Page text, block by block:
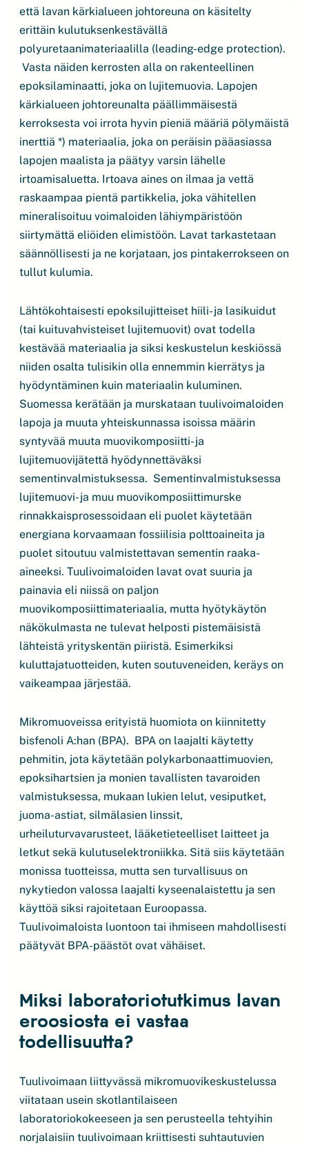
että lavan kärkialueen johtoreuna on käsitelty
erittäin kulutuksenkestävällä
polyuretaanimateriaalilla (leading-edge protection).
Vasta näiden kerrosten alla on rakenteellinen
epoksilaminaatti, joka on lujitemuovia. Lapojen
kärkialueen johtoreunalta päällimmäisestä
kerroksesta voi irrota hyvin pieniä määriä pölymäistä
inerttiä *) materiaalia, joka on peräisin pääasiassa
lapojen maalista ja päätyy varsin lähelle
irtoamisaluetta. Irtoava aines on ilmaa ja vettä
raskaampaa pientä partikkelia, joka vähitellen
mineralisoituu voimaloiden lähiympäristöön
siirtymättä eliöiden elimistöön. Lavat tarkastetaan
säännöllisesti ja ne korjataan, jos pintakerrokseen on
tullut kulumia.
Lähtökohtaisesti epoksilujitteiset hiili- ja lasikuidut
(tai kuituvahvisteiset lujitemuovit) ovat todella
kestävää materiaalia ja siksi keskustelun keskiössä
niiden osalta tulisikin olla ennemmin kierrätys ja
hyödyntäminen kuin materiaalin kuluminen.
Suomessa kerätään ja murskataan tuulivoimaloiden
lapoja ja muuta yhteiskunnassa isoissa määrin
syntyvää muuta muovikomposiitti- ja
lujitemuovijätettä hyödynnettäväksi
sementinvalmistuksessa. Sementinvalmistuksessa
lujitemuovi- ja muu muovikomposiittimurske
rinnakkaisprosessoidaan eli puolet käytetään
energiana korvaamaan fossiilisia polttoaineita ja
puolet sitoutuu valmistettavan sementin raaka-
aineeksi. Tuulivoimaloiden lavat ovat suuria ja
painavia eli niissä on paljon
muovikomposiittimateriaalia, mutta hyötykäytön
näkökulmasta ne tulevat helposti pistemäisistä
lähteistä yrityskentän piiristä. Esimerkiksi
kuluttajatuotteiden, kuten soutuveneiden, keräys on
vaikeampaa järjestää.
Mikromuoveissa erityistä huomiota on kiinnitetty
bisfenoli A:han (BPA). BPA on laajalti käytetty
pehmitin, jota käytetään polykarbonaattimuovien,
epoksihartsien ja monien tavallisten tavaroiden
valmistuksessa, mukaan lukien lelut, vesiputket,
juoma-astiat, silmälasien linssit,
urheiluturvavarusteet, lääketieteelliset laitteet ja
letkut sekä kulutuselektroniikka. Sitä siis käytetään
monissa tuotteissa, mutta sen turvallisuus on
nykytiedon valossa laajalti kyseenalaistettu ja sen
käyttöä siksi rajoitetaan Euroopassa.
Tuulivoimaloista luontoon tai ihmiseen mahdollisesti
päätyvät BPA-päästöt ovat vähäiset.
Miksi laboratoriotutkimus lavan
eroosiosta ei vastaa
todellisuutta?
Tuulivoimaan liittyvässä mikromuovikeskustelussa
viitataan usein skotlantilaiseen
laboratoriokokeeseen ja sen perusteella tehtyihin
norjalaisiin tuulivoimaan kriittisesti suhtautuvien